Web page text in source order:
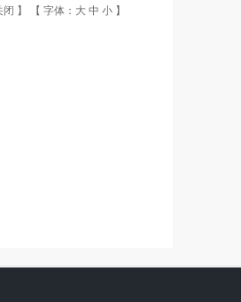
闭 】 【 字体： 大中 小 】